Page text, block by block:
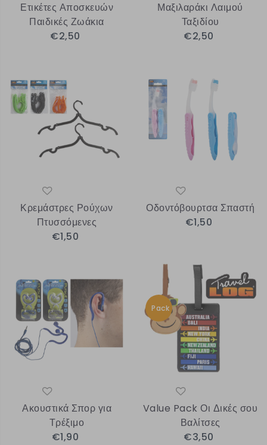
Ετικέτες Αποσκευών
Παιδικές Ζωάκια
€2,50
Μαξιλαράκι Λαιμού
Ταξιδίου
€2,50
Κρεμάστρες Ρούχων
Πτυσσόμενες
€1,50
Οδοντόβουρτσα Σπαστή
€1,50
Ακουστικά Σπορ για
Τρέξιμο
€1,90
Pack
Value Pack Οι Δικές σου
Βαλίτσες
€3,50